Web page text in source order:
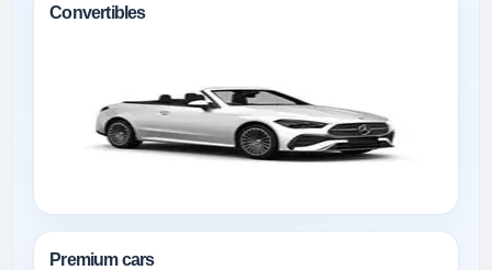
Convertibles
Premium cars